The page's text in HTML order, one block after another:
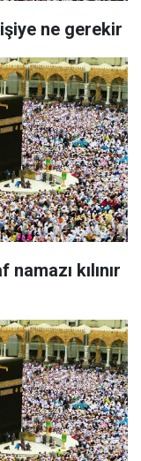
ne gerekir
kılınır